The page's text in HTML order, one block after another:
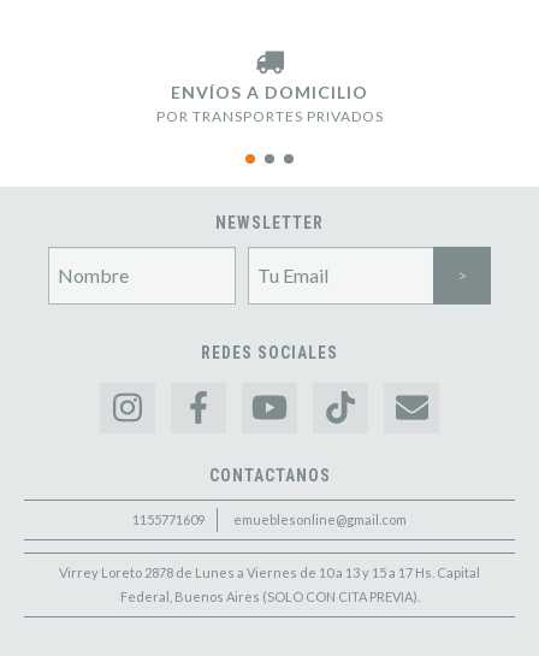
ENVÍOS A DOMICILIO
POR TRANSPORTES PRIVADOS
NEWSLETTER
REDES SOCIALES
CONTACTANOS
1155771609 emueblesonline@gmail.com
Virrey Loreto 2878 de Lunes a Viernes de 10 a 13 y 15 a 17 Hs. Capital
Federal, Buenos Aires (SOLO CON CITA PREVIA).